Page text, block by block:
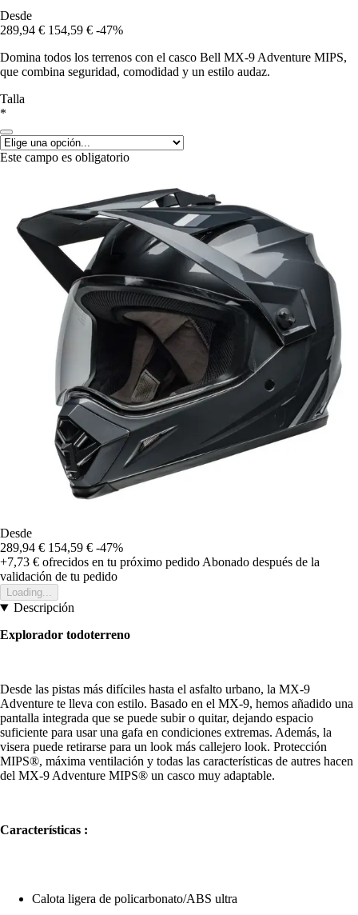
Desde
289,94 € 154,59 € -47%
Domina todos los terrenos con el casco Bell MX-9 Adventure MIPS,
que combina seguridad, comodidad y un estilo audaz.
Talla
*
Este campo es obligatorio
Desde
289,94 € 154,59 € -47%
+7,73 € ofrecidos en tu próximo pedido Abonado después de la
validación de tu pedido
Loading...
Descripción
Explorador todoterreno
Desde las pistas más difíciles hasta el asfalto urbano, la MX-9
Adventure te lleva con estilo. Basado en el MX-9, hemos añadido una
pantalla integrada que se puede subir o quitar, dejando espacio
suficiente para usar una gafa en condiciones extremas. Además, la
visera puede retirarse para un look más callejero look. Protección
MIPS®️, máxima ventilación y todas las características de autres hacen
del MX-9 Adventure MIPS®️ un casco muy adaptable.
Características :
Calota ligera de policarbonato/ABS ultra